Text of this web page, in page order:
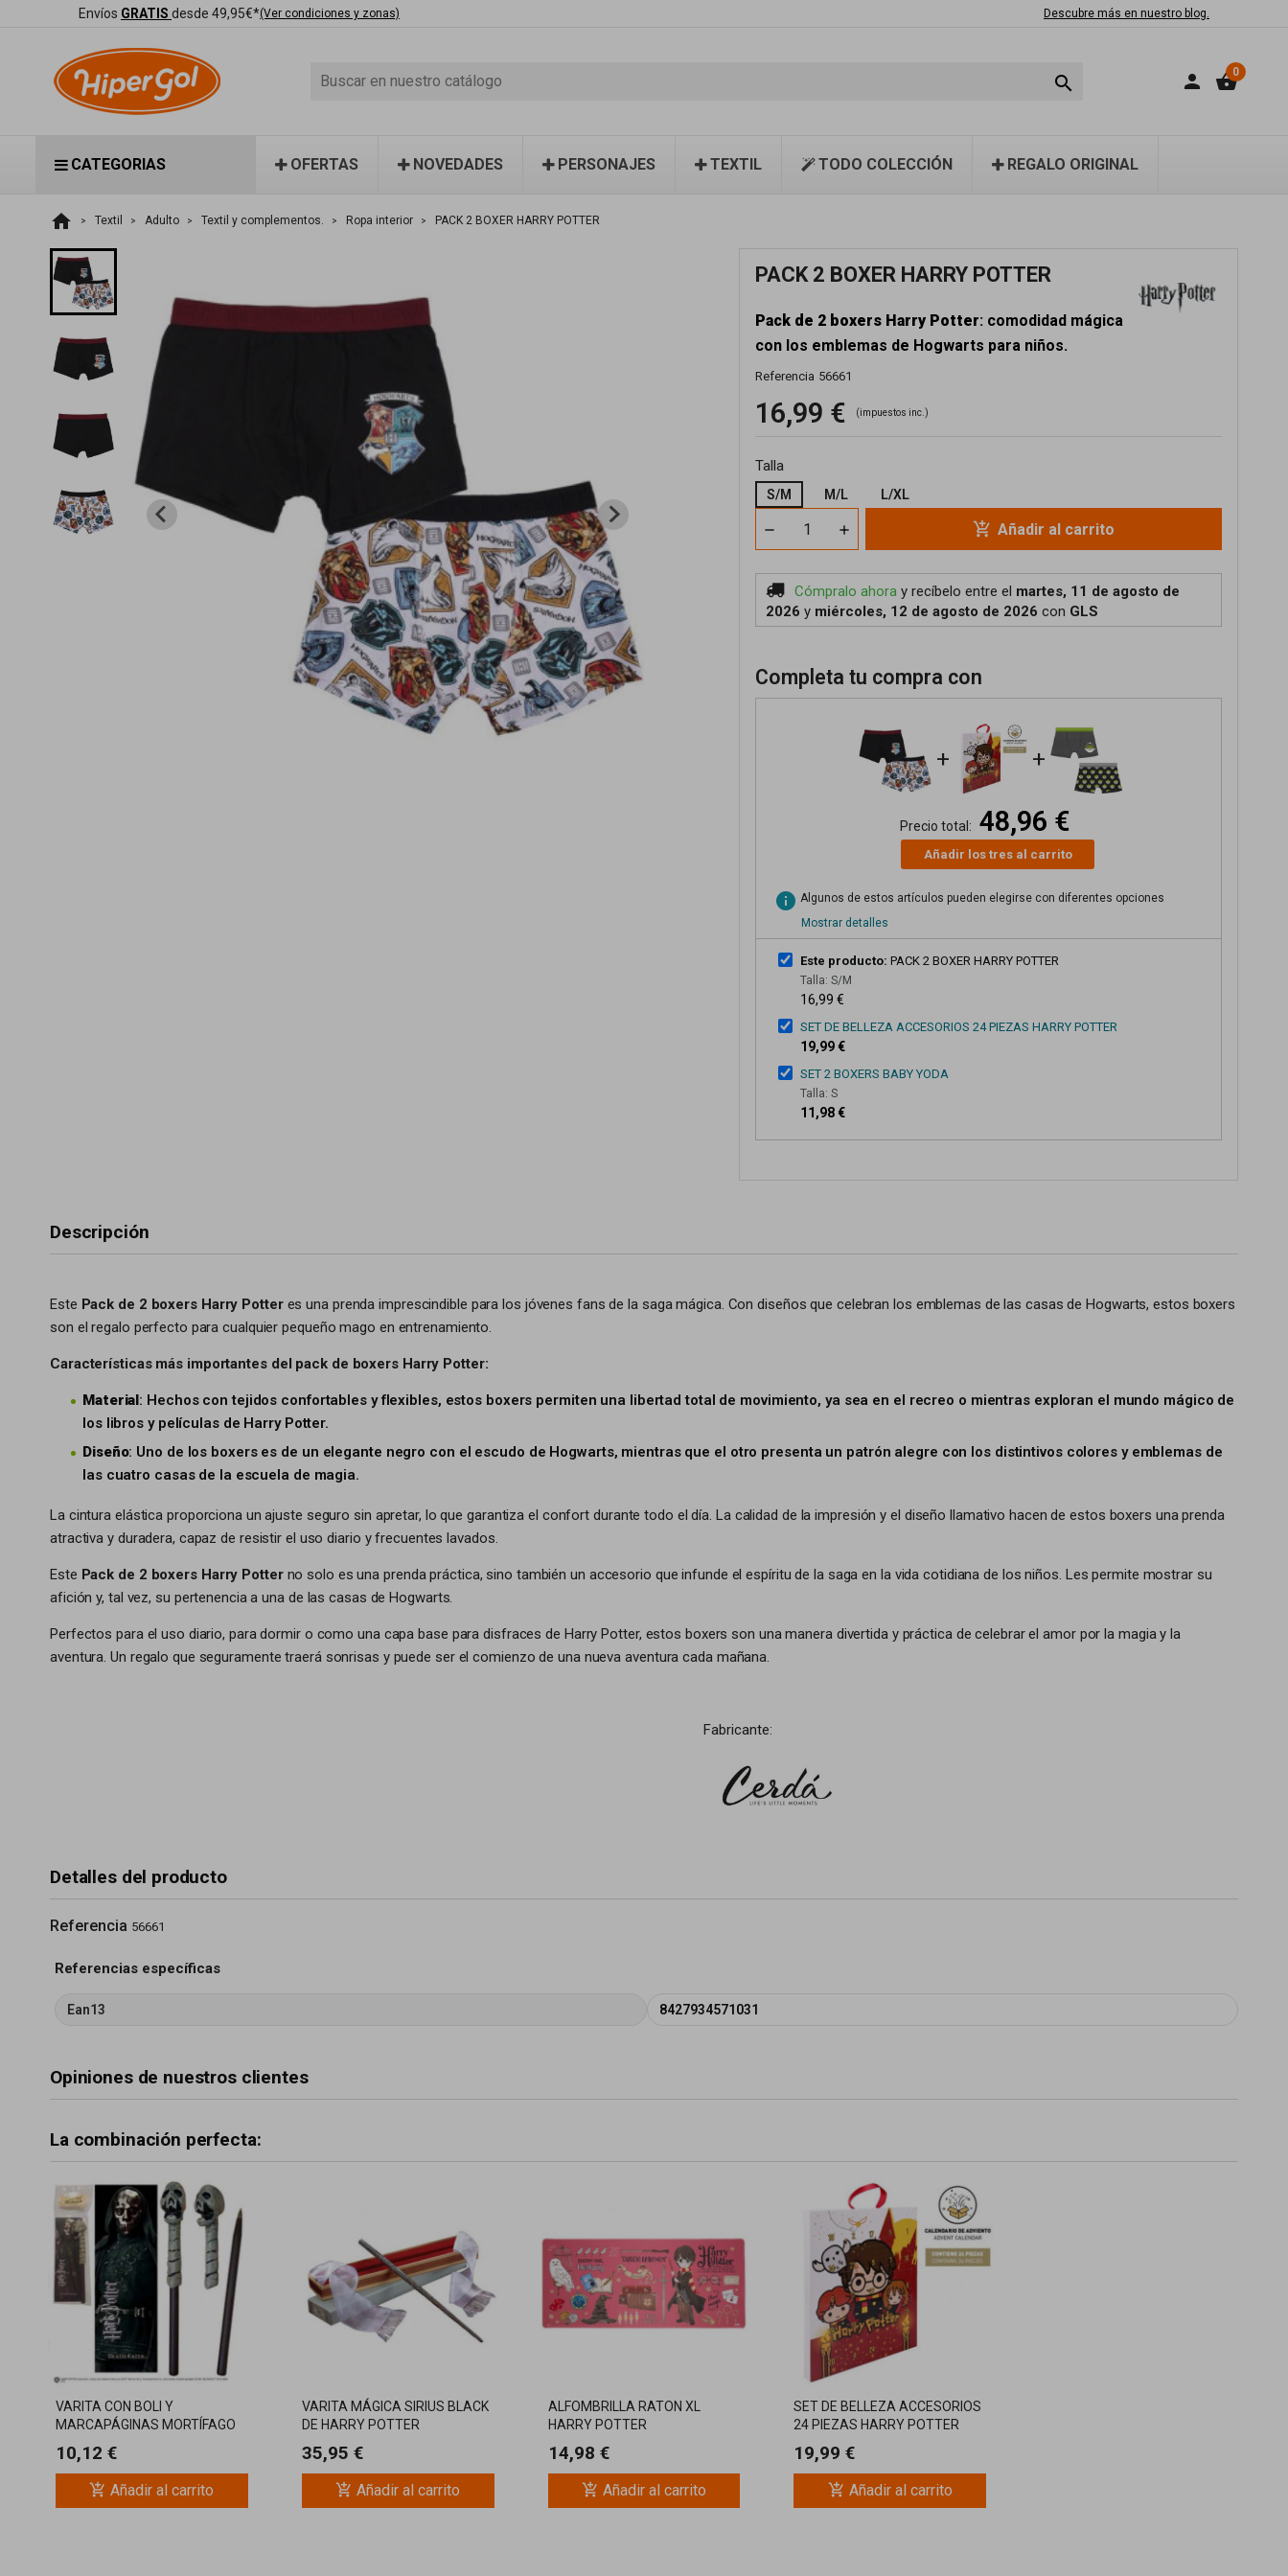
Envíos GRATIS desde 49,95€*(Ver condiciones y zonas) Descubre más en nuestro blog.
 person shopping_basket0
CATEGORIAS OFERTAS NOVEDADES PERSONAJES TEXTIL TODO COLECCIÓN REGALO ORIGINAL
home Textil Adulto Textil y complementos. Ropa interior PACK 2 BOXER HARRY POTTER
PACK 2 BOXER HARRY POTTER
Pack de 2 boxers Harry Potter: comodidad mágica
con los emblemas de Hogwarts para niños.
Referencia 56661
16,99 € (impuestos inc.)
Talla
S/M M/L L/XL
add_shopping_cart Añadir al carrito
Cómpralo ahoray recíbeloentre el martes, 11 de agosto de
2026 y miércoles, 12 de agosto de 2026 con GLS
Completa tu compra con
+ +
Precio total: 48,96 €
Añadir los tres al carrito
info Algunos de estos artículos pueden elegirse con diferentes opciones
Mostrar detalles
Este producto: PACK 2 BOXER HARRY POTTER
Talla: S/M
16,99 €
SET DE BELLEZA ACCESORIOS 24 PIEZAS HARRY POTTER
19,99 €
SET 2 BOXERS BABY YODA
Talla: S
11,98 €
Descripción
Este Pack de 2 boxers Harry Potteres una prenda imprescindible para los jóvenes fans de la saga mágica. Con diseños que celebran los emblemas de las casas de Hogwarts, estos boxers
son el regalo perfecto para cualquier pequeño mago en entrenamiento.
Características más importantes del pack de boxers Harry Potter:
Material: Hechos con tejidos confortables y flexibles, estos boxers permiten una libertad total de movimiento, ya sea en el recreo o mientras exploran el mundo mágico de
los libros y películas de Harry Potter.
Diseño: Uno de los boxers es de un elegante negro con el escudo de Hogwarts, mientras que el otro presenta un patrón alegre con los distintivos colores y emblemas de
las cuatro casas de la escuela de magia.
La cintura elástica proporciona un ajuste seguro sin apretar, lo que garantiza el confort durante todo el día. La calidad de la impresión y el diseño llamativo hacen de estos boxers una prenda
atractiva y duradera, capaz de resistir el uso diario y frecuentes lavados.
Este Pack de 2 boxers Harry Potterno solo es una prenda práctica, sino también un accesorio que infunde el espíritu de la saga en la vida cotidiana de los niños. Les permite mostrar su
afición y, tal vez, su pertenencia a una de las casas de Hogwarts.
Perfectos para el uso diario, para dormir o como una capa base para disfraces de Harry Potter, estos boxers son una manera divertida y práctica de celebrar el amor por la magia y la
aventura. Un regalo que seguramente traerá sonrisas y puede ser el comienzo de una nueva aventura cada mañana.
Fabricante:
Detalles del producto
Referencia 56661
Referencias específicas
Ean13 8427934571031
Opiniones de nuestros clientes
La combinación perfecta:
VARITA CON BOLI Y
MARCAPÁGINAS MORTÍFAGO
10,12 €
add_shopping_cart Añadir al carrito
VARITA MÁGICA SIRIUS BLACK
DE HARRY POTTER
35,95 €
add_shopping_cart Añadir al carrito
ALFOMBRILLA RATON XL
HARRY POTTER
14,98 €
add_shopping_cart Añadir al carrito
SET DE BELLEZA ACCESORIOS
24 PIEZAS HARRY POTTER
19,99 €
add_shopping_cart Añadir al carrito